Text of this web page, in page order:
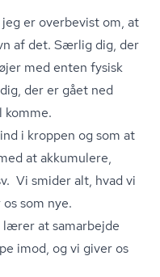
er overbevist om, at
af det. Særlig dig, der
med enten fysisk
der er gået ned
komme.
i kroppen og som at
at akkumulere,
Vi smider alt, hvad vi
som nye.
lærer at samarbejde
imod, og vi giver os